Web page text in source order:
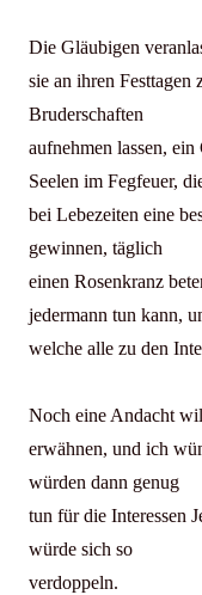
Die Gläubigen
sie an ihren
Bruderschaften
aufnehmen lassen,
Seelen im Fegfeuer,
bei Lebezeiten eine
gewinnen, täglich
einen Rosenkranz
jedermann tun kann,
welche alle zu den
Noch eine Andacht
erwähnen, und ich
würden dann genug
tun für die Interessen
würde sich so
verdoppeln.